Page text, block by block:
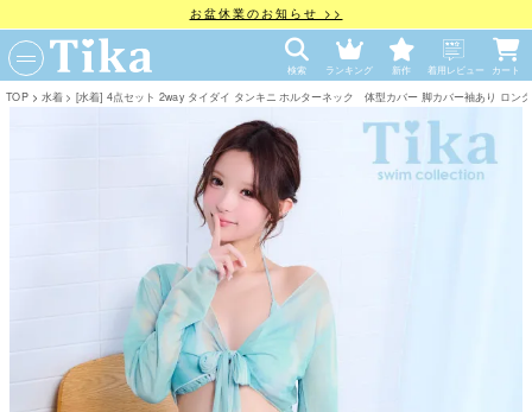
お盆休業のお知らせ >>
検索 ランキング 新作 着用レビュー カート
TOP 水着 [水着] 4点セット 2way タイダイ タンキニ ホルターネック 体型カバー 脚カバー袖あり ロン